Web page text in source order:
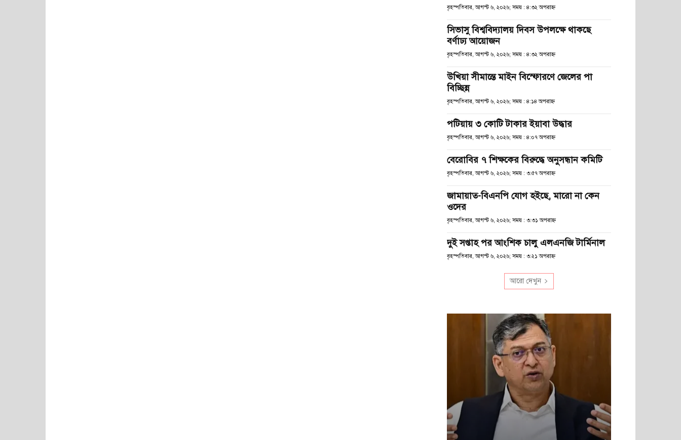
বৃহস্পতিবার, আগস্ট ৬, ২০২৬; সময় : ৪:৩২ অপরাহ্ণ
সিভাসু বিশ্ববিদ্যালয় দিবস উপলক্ষে থাকছে
বর্ণাঢ্য আয়োজন
বৃহস্পতিবার, আগস্ট ৬, ২০২৬; সময় : ৪:৩২ অপরাহ্ণ
উখিয়া সীমান্তে মাইন বিস্ফোরণে জেলের পা
বিচ্ছিন্ন
বৃহস্পতিবার, আগস্ট ৬, ২০২৬; সময় : ৪:১৪ অপরাহ্ণ
পটিয়ায় ৩ কোটি টাকার ইয়াবা উদ্ধার
বৃহস্পতিবার, আগস্ট ৬, ২০২৬; সময় : ৪:০৭ অপরাহ্ণ
বেরোবির ৭ শিক্ষকের বিরুদ্ধে অনুসন্ধান কমিটি
বৃহস্পতিবার, আগস্ট ৬, ২০২৬; সময় : ৩:৫৭ অপরাহ্ণ
জামায়াত-বিএনপি যোগ হইছে, মারো না কেন
ওদের
বৃহস্পতিবার, আগস্ট ৬, ২০২৬; সময় : ৩:৩১ অপরাহ্ণ
দুই সপ্তাহ পর আংশিক চালু এলএনজি টার্মিনাল
বৃহস্পতিবার, আগস্ট ৬, ২০২৬; সময় : ৩:২১ অপরাহ্ণ
আরো দেখুন